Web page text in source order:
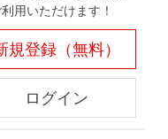
用いただけます！
規登録（無料）
ログイン